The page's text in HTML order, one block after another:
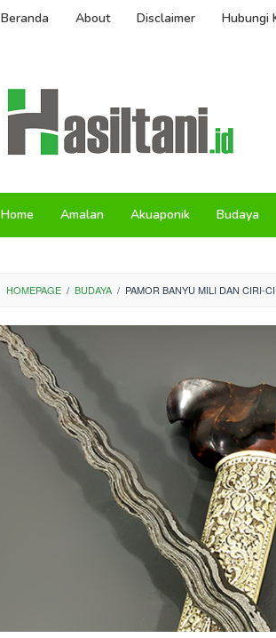
Beranda About Disclaimer Hubungi
Home Amalan Akuaponik Budaya
HOMEPAGE / BUDAYA / PAMOR BANYU MILI DAN CIRI-